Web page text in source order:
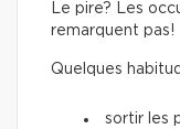
Le pire? Les
remarquent pas!
Quelques
sortir les